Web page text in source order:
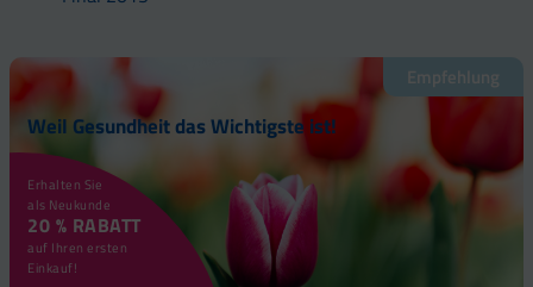
Empfehlung
Weil Gesundheit das Wichtigste ist!
Erhalten Sie
als Neukunde
20 % RABATT
auf Ihren ersten
Einkauf!